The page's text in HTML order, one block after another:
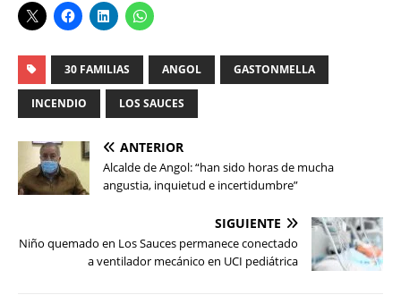
30 FAMILIAS ANGOL GASTONMELLA
INCENDIO LOS SAUCES
ANTERIOR
Alcalde de Angol: “han sido horas de mucha
angustia, inquietud e incertidumbre”
SIGUIENTE
Niño quemado en Los Sauces permanece conectado
a ventilador mecánico en UCI pediátrica